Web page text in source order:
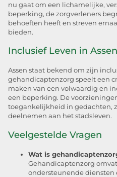
nu gaat om een lichamelijke,
beperking, de zorgverleners
behoeften heeft en streven
bieden.
Inclusief Leven in Assen
Assen staat bekend om zijn
gehandicaptenzorg speelt een
maken van een volwaardig en
een beperking. De
toegankelijkheid in gedachten,
deelnemen aan het stadsleven.
Veelgestelde Vragen
Wat is
Gehandicaptenzorg
ondersteunende diensten